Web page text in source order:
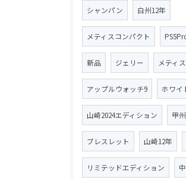
シャンパン 白州12年
メティスコンパクト
新品 ジェリー メティス
アップルウォッチ9 ホワイ
山崎2024エディション 甲
ブレスレット 山崎12年
リミテッドエディション